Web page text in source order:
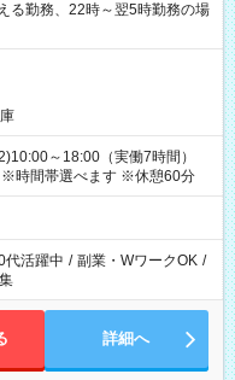
勤務、22時～翌5時勤務の場
～18:00（実働7時間）
※時間帯選べます ※休憩60分
代活躍中 / 副業・WワークOK /
詳細へ